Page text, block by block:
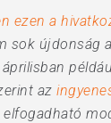
ezen a
sok újdonság
az